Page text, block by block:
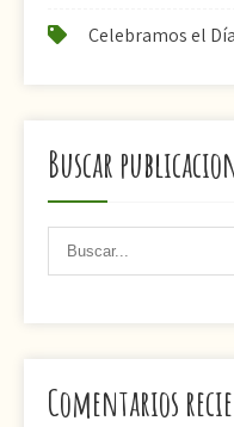
Celebramos el
Buscar
Comentarios